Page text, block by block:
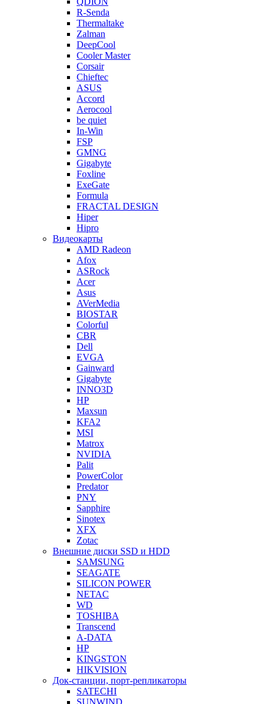
R-Senda
Thermaltake
Zalman
DeepCool
Cooler Master
Corsair
Chieftec
ASUS
Accord
Aerocool
be quiet
In-Win
FSP
GMNG
Gigabyte
Foxline
ExeGate
Formula
FRACTAL DESIGN
Hiper
Hipro
Видеокарты
AMD Radeon
Afox
ASRock
Acer
Asus
AVerMedia
BIOSTAR
Colorful
CBR
Dell
EVGA
Gainward
Gigabyte
INNO3D
HP
Maxsun
KFA2
MSI
Matrox
NVIDIA
Palit
PowerColor
Predator
PNY
Sapphire
Sinotex
XFX
Zotac
Внешние диски SSD и HDD
SAMSUNG
SEAGATE
SILICON POWER
NETAC
WD
TOSHIBA
Transcend
A-DATA
HP
KINGSTON
HIKVISION
Док-станции, порт-репликаторы
SATECHI